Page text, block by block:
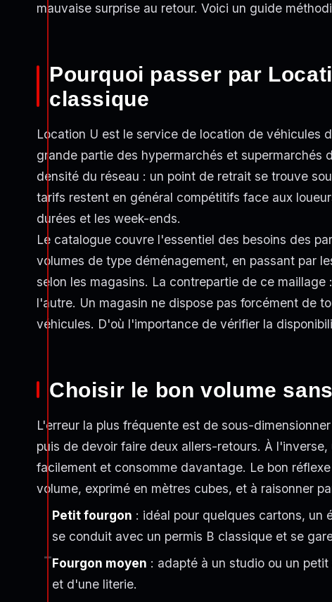
mauvaise surprise au retour. Voici un guide
Pourquoi passer par
classique
Location U est le service de location de véhicules
grande partie des hypermarchés et supermarchés
densité du réseau : un point de retrait se trouve
tarifs restent en général compétitifs face aux
durées et les week-ends.
Le catalogue couvre l'essentiel des besoins des
volumes de type déménagement, en passant par
selon les magasins. La contrepartie de ce
l'autre. Un magasin ne dispose pas forcément de
véhicules. D'où l'importance de vérifier la
Choisir le bon volume
L'erreur la plus fréquente est de sous-
puis de devoir faire deux allers-retours. À
facilement et consomme davantage. Le bon
volume, exprimé en mètres cubes, et à raisonner
Petit fourgon : idéal pour quelques cartons, un
se conduit avec un permis B classique et se
Fourgon moyen : adapté à un studio ou un
et d'une literie.